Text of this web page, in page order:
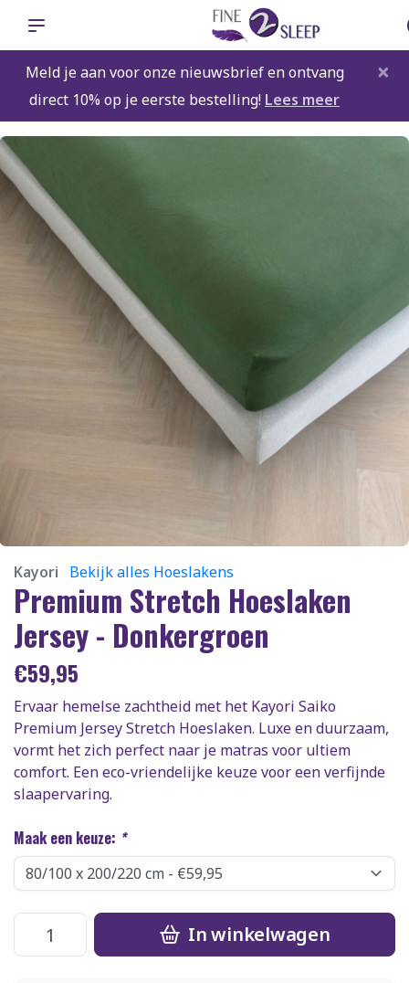
Meld je aan voor onze nieuwsbrief en ontvang
direct 10% op je eerste bestelling! Lees meer
×
Kayori Bekijk alles Hoeslakens
Premium Stretch Hoeslaken
Jersey - Donkergroen
€59,95
Ervaar hemelse zachtheid met het Kayori Saiko
Premium Jersey Stretch Hoeslaken. Luxe en duurzaam,
vormt het zich perfect naar je matras voor ultiem
comfort. Een eco-vriendelijke keuze voor een verfijnde
slaapervaring.
Maak een keuze: *
In winkelwagen